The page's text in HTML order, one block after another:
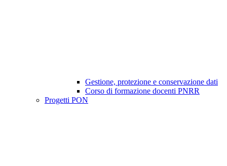
Gestione, protezione e conservazione dati
Corso di formazione docenti PNRR
Progetti PON